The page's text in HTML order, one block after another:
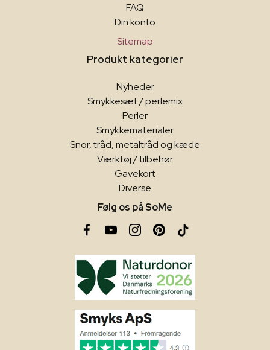
FAQ
Din konto
Sitemap
Produkt kategorier
Nyheder
Smykkesæt / perlemix
Perler
Smykkematerialer
Snor, tråd, metaltråd og kæde
Værktøj / tilbehør
Gavekort
Diverse
Følg os på SoMe